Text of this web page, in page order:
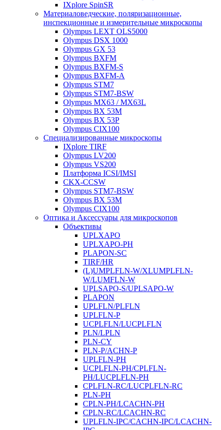
IXplore SpinSR
Материаловедческие, поляризационные,
инспекционные и измерительные микроскопы
Olympus LEXT OLS5000
Olympus DSX 1000
Olympus GX 53
Olympus BXFM
Olympus BXFM-S
Olympus BXFM-A
Olympus STM7
Olympus STM7-BSW
Olympus MX63 / MX63L
Olympus BX 53M
Olympus BX 53P
Olympus CIX100
Специализированные микроскопы
IXplore TIRF
Olympus LV200
Olympus VS200
Платформа ICSI/IMSI
CKX-CCSW
Olympus STM7-BSW
Olympus BX 53M
Olympus CIX100
Оптика и Аксессуары для микроскопов
Объективы
UPLXAPO
UPLXAPO-PH
PLAPON-SC
TIRF/HR
(L)UMPLFLN-W/XLUMPLFLN-
W/LUMFLN-W
UPLSAPO-S/UPLSAPO-W
PLAPON
UPLFLN/PLFLN
UPLFLN-P
UCPLFLN/LUCPLFLN
PLN/LPLN
PLN-CY
PLN-P/ACHN-P
UPLFLN-PH
UCPLFLN-PH/CPLFLN-
PH/LUCPLFLN-PH
CPLFLN-RC/LUCPLFLN-RC
PLN-PH
CPLN-PH/LCACHN-PH
CPLN-RC/LCACHN-RC
UPLFLN-IPC/CACHN-IPC/LCACHN-